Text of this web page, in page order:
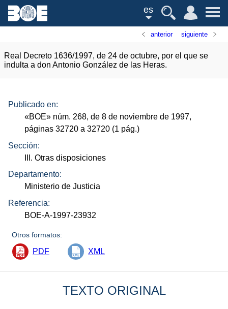
es
anterior siguiente
Real Decreto 1636/1997, de 24 de octubre, por el que se
indulta a don Antonio González de las Heras.
Publicado en:
«BOE» núm. 268, de 8 de noviembre de 1997,
páginas 32720 a 32720 (1 pág.)
Sección:
III. Otras disposiciones
Departamento:
Ministerio de Justicia
Referencia:
BOE-A-1997-23932
Otros formatos:
PDF XML
TEXTO ORIGINAL